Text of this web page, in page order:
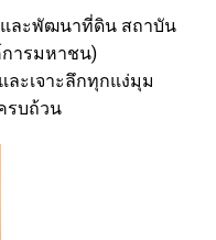
และพัฒนาที่ดิน สถาบัน
ารมหาชน)
ะเจาะลึกทุกแง่มุม
รบถ้วน